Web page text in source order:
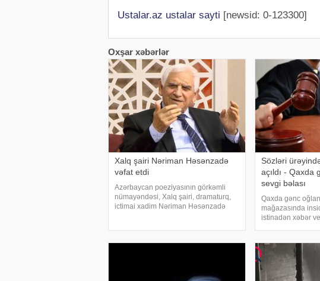
Ustalar.az ustalar sayti [newsid: 0-123300]
Oxşar xəbərlər
Xalq şairi Nəriman Həsənzadə
vəfat etdi
Azərbaycan poeziyasının görkəmli
nümayəndəsi, Xalq şairi, dramaturq,
ictimai xadim Nəriman Həsənzadə
səhhətinin pisləşməs
Sözləri
açıldı - Qaxda
sevgi bəlası
Qaxda gənc
mağazasında
istinadən xəbər
qeydə alınıb.
yaşlı Sahib